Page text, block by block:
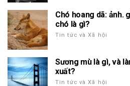
Chó hoang dã: ảnh.
chó là gì?
Tin tức và Xã hội
Sương mù là gì, và
xuất?
Tin tức và Xã hội